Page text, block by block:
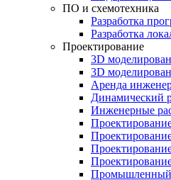
ПО и схемотехника
Разработка
Разработка
Проектирование
3D
3D
Аренда
Динамический
Инженерные
Промышленный